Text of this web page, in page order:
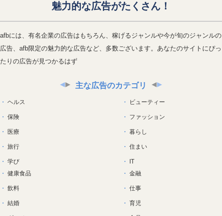
魅力的な広告がたくさん！
afbには、有名企業の広告はもちろん、稼げるジャンルや今が旬のジャンルの
広告、afb限定の魅力的な広告など、多数ございます。あなたのサイトにぴっ
たりの広告が見つかるはず
主な広告のカテゴリ
ヘルス
保険
医療
旅行
学び
ビューティー
ファッション
暮らし
住まい
IT
健康食品
飲料
結婚
金融
仕事
育児